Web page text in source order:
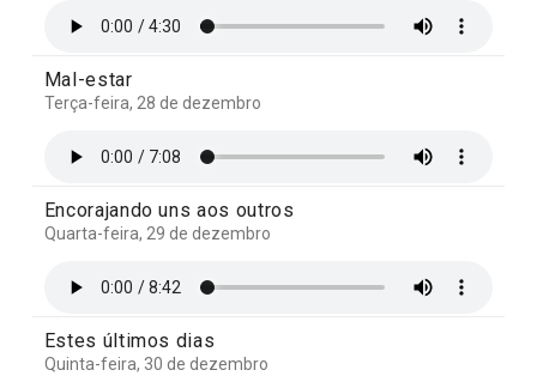
Mal-estar
Terça-feira, 28 de dezembro
Encorajando uns aos outros
Quarta-feira, 29 de dezembro
Estes últimos dias
Quinta-feira, 30 de dezembro